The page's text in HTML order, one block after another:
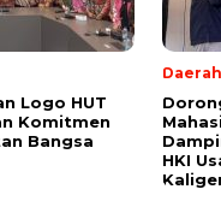
Logo HUT
Komitmen
Bangsa
Daerah
HKI